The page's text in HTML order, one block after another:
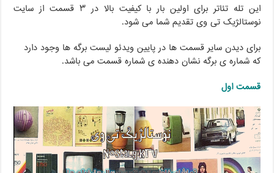
این تله تئاتر برای اولین بار با کیفیت بالا در ۳ قسمت از سایت
نوستالژیک تی وی تقدیم شما می شود.
برای دیدن سایر قسمت ها در پایین ویدئو لیست برگه ها وجود دارد
که شماره ی برگه نشان دهنده ی شماره قسمت می باشد.
قسمت اول